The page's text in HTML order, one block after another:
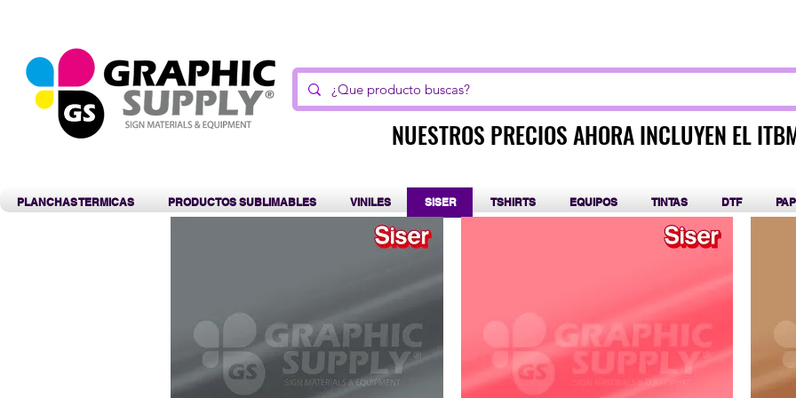
NUESTROS PRECIOS AHORA INCLUYEN EL
NUESTROS PRECIOS AHORA INCLUYEN EL
PLANCHAS TERMICAS PRODUCTOS SUBLIMABLES VINILES SISER TSHIRTS EQUIPOS TINTAS DTF